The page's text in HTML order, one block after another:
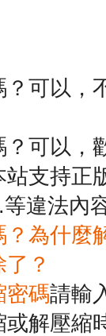
可以，
可以，
支持正
違法內
為什麼
？
密碼請輸
解壓縮